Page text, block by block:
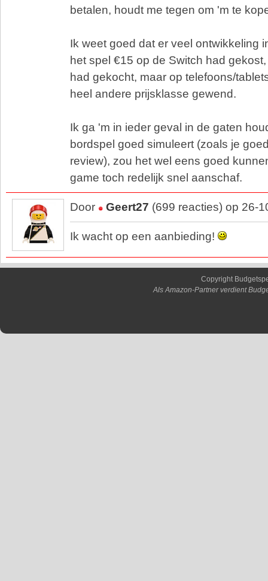
betalen, houdt me tegen om 'm te
Ik weet goed dat er veel ontwikkeling
het spel €15 op de Switch had
had gekocht, maar op telefoons/
heel andere prijsklasse gewend.
Ik ga 'm in ieder geval in de gaten
bordspel goed simuleert (zoals je
review), zou het wel eens goed
game toch redelijk snel aanschaf.
Door Geert27 (699 reacties) op 26-
Ik wacht op een aanbieding!
Copyright
Als Amazon-Partner verdient